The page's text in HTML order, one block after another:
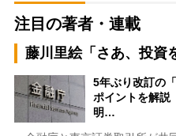
注目の著者・連載
藤川里絵「さあ、投資
5年ぶり改訂の
ポイントを解
明…